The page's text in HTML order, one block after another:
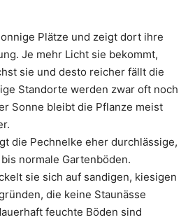
Plätze und zeigt dort ihre
Je mehr Licht sie bekommt,
sie und desto reicher fällt die
Standorte werden zwar oft noch
Sonne bleibt die Pflanze meist
die Pechnelke eher durchlässige,
normale Gartenböden.
sie sich auf sandigen, kiesigen
die keine Staunässe
feuchte Böden sind